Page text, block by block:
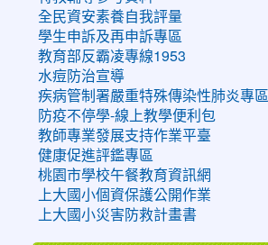
全民資安素養自我評量
學生申訴及再申訴專區
教育部反霸凌專線1953
水痘防治宣導
疾病管制署嚴重特殊傳染性肺炎專區
防疫不停學-線上教學便利包
教師專業發展支持作業平臺
健康促進評鑑專區
桃園市學校午餐教育資訊網
上大國小個資保護公開作業
上大國小災害防救計畫書